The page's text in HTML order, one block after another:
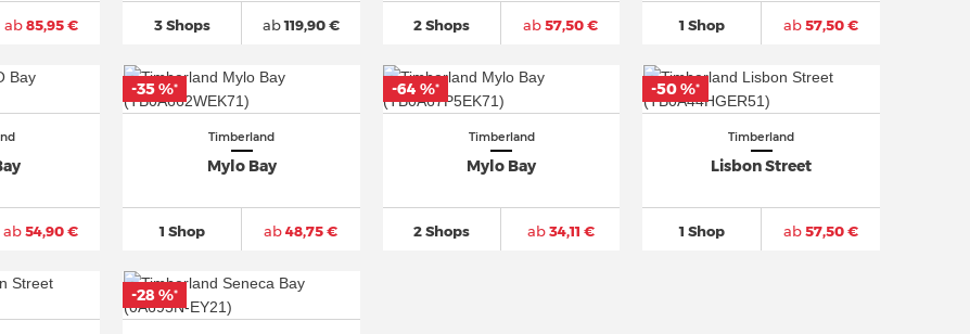
ab85,95 € 3 Shops ab119,90 € 2 Shops ab57,50 € 1 Shop ab57,50 €
ab54,90 €
Timberland
Mylo Bay
1 Shop ab48,75 €
-35 %*
Timberland
Mylo Bay
2 Shops ab34,11 €
-64 %*
Timberland
Lisbon Street
1 Shop ab57,50 €
-50 %*
-28 %*